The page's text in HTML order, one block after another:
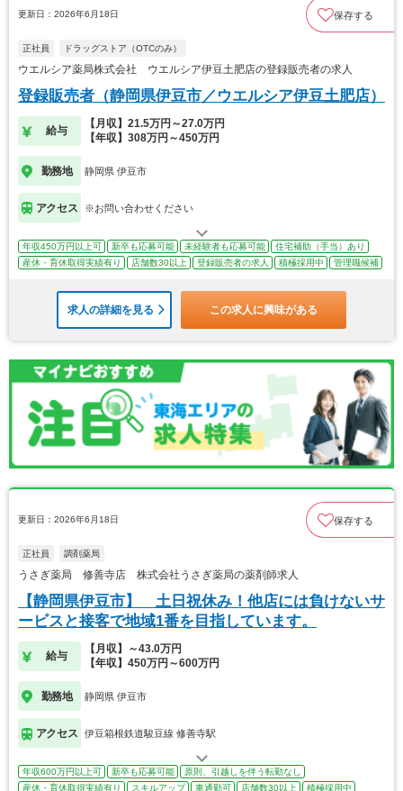
更新日：2026年6月18日 保存する
正社員 ドラッグストア（OTCのみ）
ウエルシア薬局株式会社 ウエルシア伊豆土肥店の登録販売者の求人
登録販売者（静岡県伊豆市／ウエルシア伊豆土肥店）
給与
【月収】21.5万円～27.0万円
【年収】308万円～450万円
勤務地 静岡県 伊豆市
アクセス ※お問い合わせください
年収450万円以上可 新卒も応募可能 未経験者も応募可能
住宅補助（手当）あり
産休・育休取得実績有り
店舗数30以上 登録販売者の求人 積極採用中 管理職候補
求人の詳細を見る この求人に興味がある
更新日：2026年6月18日 保存する
正社員 調剤薬局
うさぎ薬局 修善寺店 株式会社うさぎ薬局の薬剤師求人
【静岡県伊豆市】 土日祝休み！他店には負けないサ
ービスと接客で地域1番を目指しています。
給与
【月収】～43.0万円
【年収】450万円～600万円
勤務地 静岡県 伊豆市
アクセス 伊豆箱根鉄道駿豆線 修善寺駅
年収600万円以上可 新卒も応募可能
原則、引越しを伴う転勤なし
産休・育休取得実績有り
スキルアップ 車通勤可 店舗数30以上 積極採用中